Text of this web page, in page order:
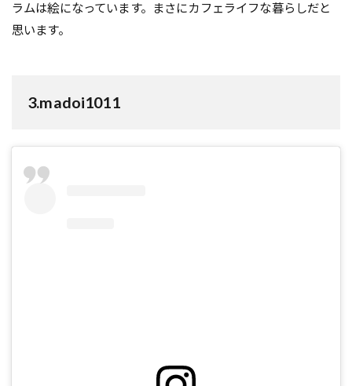
ラムは絵になっています。まさにカフェライフな暮らしだと
思います。
3.madoi1011